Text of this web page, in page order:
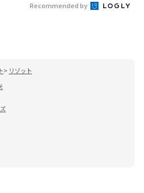
Recommended by
リゾット